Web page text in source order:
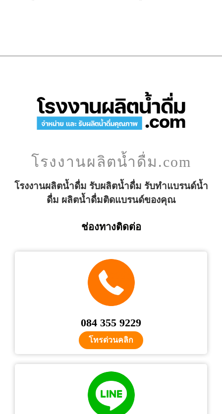
โรงงานผลิตน้ำดื่ม.com
โรงงานผลิตน้ำดื่ม รับผลิตน้ำดื่ม รับทำแบรนด์น้ำ
ดื่ม ผลิตน้ำดื่มติดแบรนด์ของคุณ
ช่องทางติดต่อ
084 355 9229
โทรด่วนคลิก